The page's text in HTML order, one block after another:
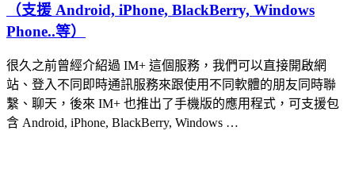
（支援 Android, iPhone, BlackBerry, Windows
Phone..等）
很久之前曾經介紹過 IM+ 這個服務，我們可以直接開啟網
站、登入不同即時通訊服務來跟使用不同軟體的朋友同時聯
繫、聊天，後來 IM+ 也推出了手機版的應用程式，可支援包
含 Android, iPhone, BlackBerry, Windows …